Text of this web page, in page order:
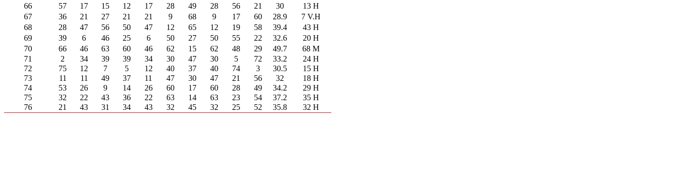
66
57 17 15 12 17 28 49 28 56 21 30
13 H
67
36 21 27 21 21 9 68 9 17 60 28.9
7 V.H
68
28 47 56 50 47 12 65 12 19 58 39.4
43 H
69
39 6 46 25 6 50 27 50 55 22 32.6
20 H
70
66 46 63 60 46 62 15 62 48 29 49.7
68 M
71
2 34 39 39 34 30 47 30 5 72 33.2
24 H
72
75 12 7 5 12 40 37 40 74 3 30.5
15 H
73
11 11 49 37 11 47 30 47 21 56 32
18 H
74
53 26 9 14 26 60 17 60 28 49 34.2
29 H
75
32 22 43 36 22 63 14 63 23 54 37.2
35 H
76
21 43 31 34 43 32 45 32 25 52 35.8 32 H